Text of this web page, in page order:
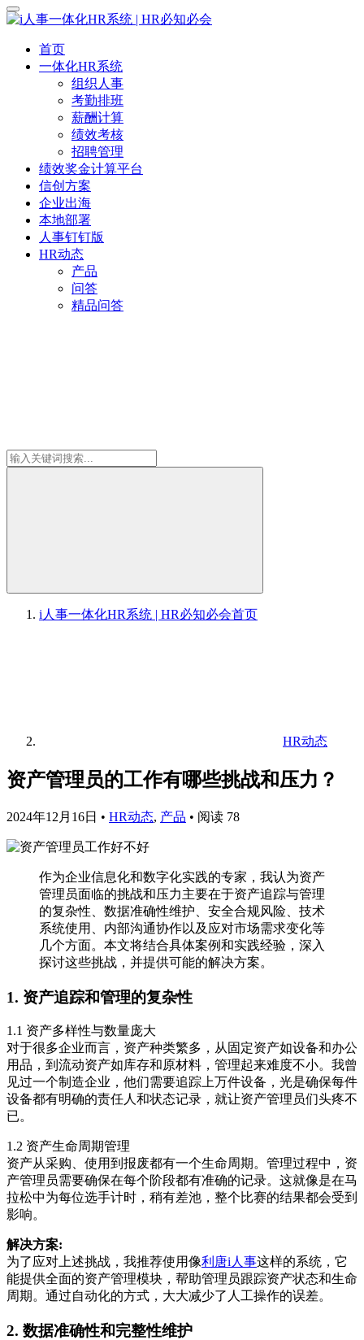
首页
一体化HR系统
组织人事
考勤排班
薪酬计算
绩效考核
招聘管理
绩效奖金计算平台
信创方案
企业出海
本地部署
人事钉钉版
HR动态
产品
问答
精品问答
i人事一体化HR系统 | HR必知必会首页
HR动态
资产管理员的工作有哪些挑战和压力？
2024年12月16日 • HR动态, 产品 • 阅读 78
作为企业信息化和数字化实践的专家，我认为资产
管理员面临的挑战和压力主要在于资产追踪与管理
的复杂性、数据准确性维护、安全合规风险、技术
系统使用、内部沟通协作以及应对市场需求变化等
几个方面。本文将结合具体案例和实践经验，深入
探讨这些挑战，并提供可能的解决方案。
1. 资产追踪和管理的复杂性
1.1 资产多样性与数量庞大
对于很多企业而言，资产种类繁多，从固定资产如设备和办公
用品，到流动资产如库存和原材料，管理起来难度不小。我曾
见过一个制造企业，他们需要追踪上万件设备，光是确保每件
设备都有明确的责任人和状态记录，就让资产管理员们头疼不
已。
1.2 资产生命周期管理
资产从采购、使用到报废都有一个生命周期。管理过程中，资
产管理员需要确保在每个阶段都有准确的记录。这就像是在马
拉松中为每位选手计时，稍有差池，整个比赛的结果都会受到
影响。
解决方案:
为了应对上述挑战，我推荐使用像利唐i人事这样的系统，它
能提供全面的资产管理模块，帮助管理员跟踪资产状态和生命
周期。通过自动化的方式，大大减少了人工操作的误差。
2. 数据准确性和完整性维护